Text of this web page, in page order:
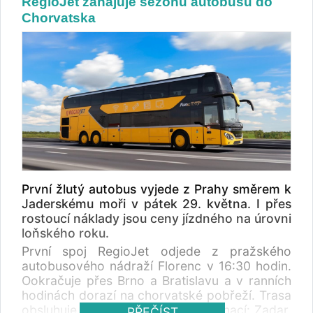
Chorvatska
První žlutý autobus vyjede z Prahy směrem k
Jaderskému moři v pátek 29. května. I přes
rostoucí náklady jsou ceny jízdného na úrovni
loňského roku.
První spoj RegioJet odjede z pražského
autobusového nádraží Florenc v 16:30 hodin.
Ookračuje přes Brno a Bratislavu a v ranních
hodinách dorazí na chorvatské pobřeží. Trasa
obsluhuje devět přímořských destinací: Zadar,